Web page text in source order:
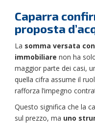
Caparra
proposta
La somma versata
immobiliare non ha
maggior parte dei casi,
quella cifra assume il
rafforza l’impegno
Questo significa che la
sul prezzo, ma uno